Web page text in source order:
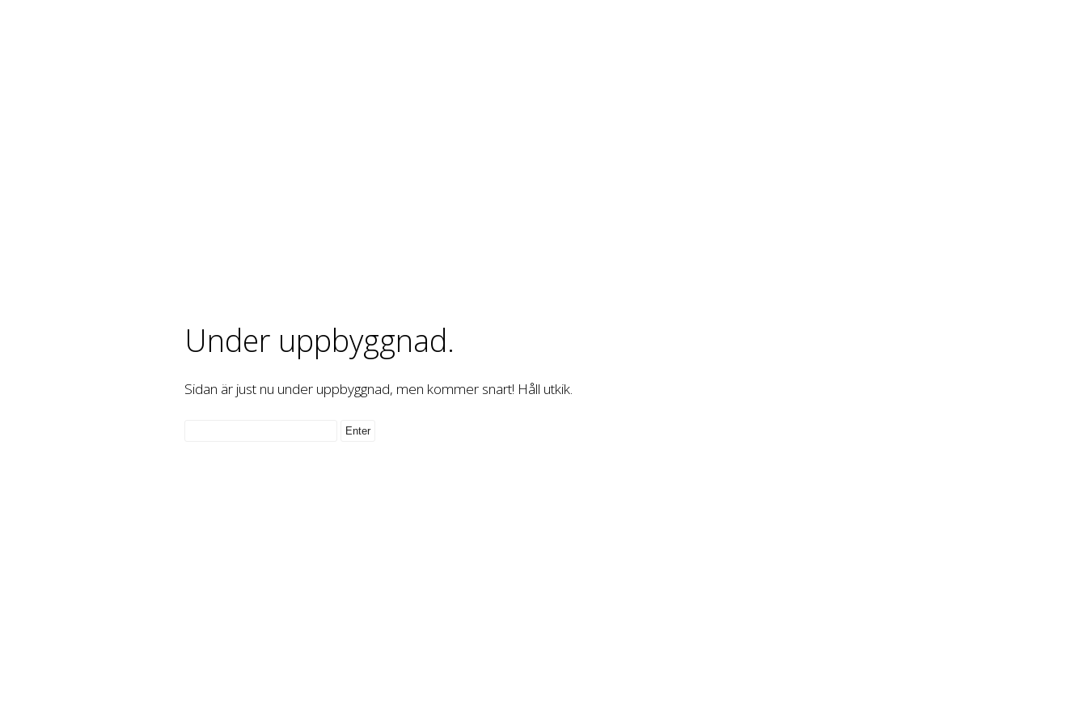
Under uppbyggnad.
Sidan är just nu under uppbyggnad, men kommer snart! Håll utkik.